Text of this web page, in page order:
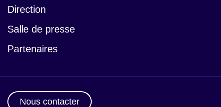
Direction
Salle de presse
Partenaires
Nous contacter